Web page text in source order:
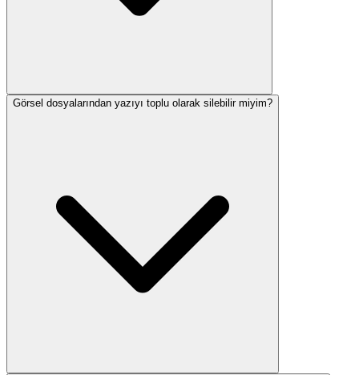
Görsel dosyalarından yazıyı toplu olarak silebilir miyim?